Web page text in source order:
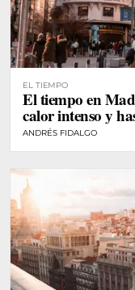
EL TIEMPO
El tiempo en
calor intenso y
ANDRÉS FIDALGO